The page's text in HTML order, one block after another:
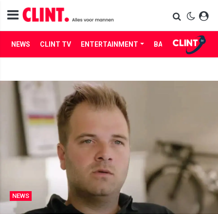
NEWS CLINT TV ENTERTAINMENT BABES LIFE
NEWS